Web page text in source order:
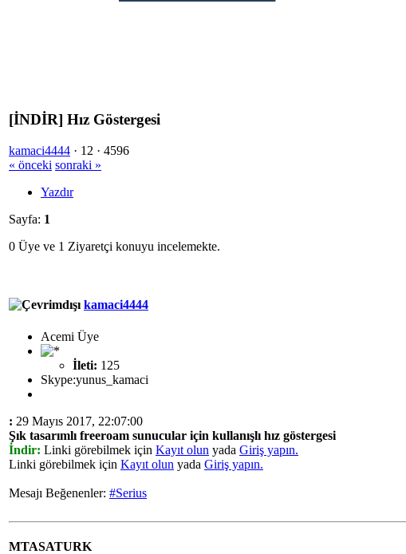
[İNDİR] Hız Göstergesi
kamaci4444 · 12 · 4596
« önceki sonraki »
Yazdır
Sayfa: 1
0 Üye ve 1 Ziyaretçi konuyu incelemekte.
kamaci4444
Acemi Üye
İleti: 125
Skype:yunus_kamaci
: 29 Mayıs 2017, 22:07:00
Şık tasarımlı freeroam sunucular için kullanışlı hız göstergesi
İndir: Linki görebilmek için Kayıt olun yada Giriş yapın.
Linki görebilmek için Kayıt olun yada Giriş yapın.
Mesajı Beğenenler: #Serius
MTASATURK